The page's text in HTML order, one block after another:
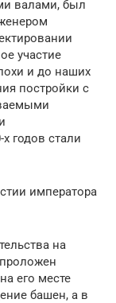
валами, был
участие
и до наших
постройки с
годов стали
императора
на
его месте
башен, а в